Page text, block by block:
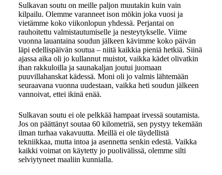
Sulkavan soutu on meille paljon muutakin kuin vain
kilpailu. Olemme varanneet ison mökin joka vuosi ja
vietämme koko viikonlopun yhdessä. Perjantai on
rauhoitettu valmistautumiselle ja nesteytykselle. Viime
vuonna lauantaina soudun jälkeen kävimme koko päivän
läpi edellispäivän soutua – niitä kaikkia pieniä hetkiä. Siinä
ajassa aika oli jo kullannut muistot, vaikka kädet olivatkin
ihan rakkuloilla ja saunakaljan joutui juomaan
puuvillahanskat kädessä. Moni oli jo valmis lähtemään
seuraavana vuonna uudestaan, vaikka heti soudun jälkeen
vannoivat, ettei ikinä enää.
Sulkavan soutu ei ole pelkkää hampaat irvessä soutamista.
Jos on päättänyt soutaa 60 kilometriä, sen pystyy tekemään
ilman turhaa vakavuutta. Meillä ei ole täydellistä
tekniikkaa, mutta intoa ja asennetta senkin edestä. Vaikka
kaikki voimat on käytetty jo puolivälissä, olemme silti
selviytyneet maaliin kunnialla.